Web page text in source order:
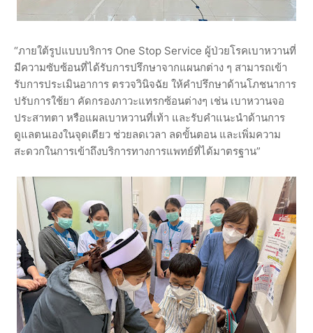
“ภายใต้รูปแบบบริการ One Stop Service ผู้ป่วยโรคเบาหวานที่
มีความซับซ้อนที่ได้รับการปรึกษาจากแผนกต่าง ๆ สามารถเข้า
รับการประเมินอาการ ตรวจวินิจฉัย ให้คำปรึกษาด้านโภชนาการ
ปรับการใช้ยา คัดกรองภาวะแทรกซ้อนต่างๆ เช่น เบาหวานจอ
ประสาทตา หรือแผลเบาหวานที่เท้า และรับคำแนะนำด้านการ
ดูแลตนเองในจุดเดียว ช่วยลดเวลา ลดขั้นตอน และเพิ่มความ
สะดวกในการเข้าถึงบริการทางการแพทย์ที่ได้มาตรฐาน”